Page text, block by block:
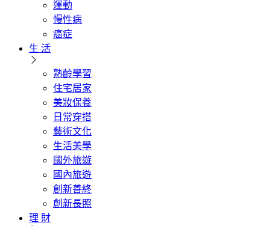
運動
慢性病
癌症
生 活
熟齡學習
住宅居家
美妝保養
日常穿搭
藝術文化
生活美學
國外旅遊
國內旅遊
創新善終
創新長照
理 財